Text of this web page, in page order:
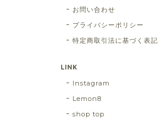
お問い合わせ
プライバシーポリシー
特定商取引法に基づく表記
LINK
Instagram
Lemon8
shop top